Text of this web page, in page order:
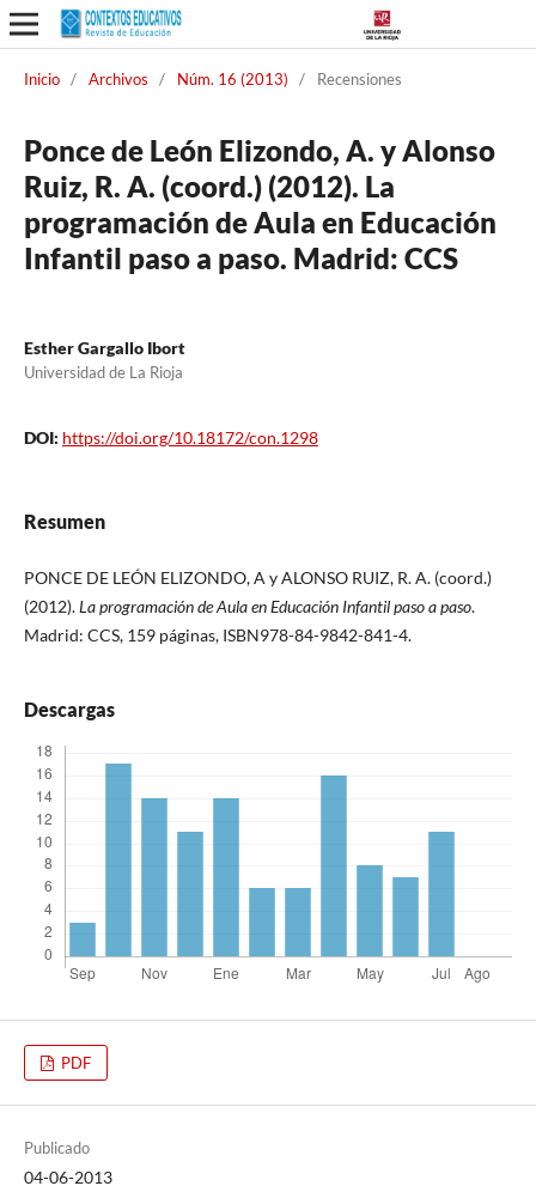
Inicio / Archivos / Núm. 16 (2013) / Recensiones
Ponce de León Elizondo, A. y Alonso
Ruiz, R. A. (coord.) (2012). La
programación de Aula en Educación
Infantil paso a paso. Madrid: CCS
Esther Gargallo Ibort
Universidad de La Rioja
DOI: https://doi.org/10.18172/con.1298
Resumen
PONCE DE LEÓN ELIZONDO, A y ALONSO RUIZ, R. A. (coord.)
(2012).La programación de Aula en Educación Infantil paso a paso.
Madrid: CCS, 159 páginas, ISBN978-84-9842-841-4.
Descargas
PDF
Publicado
04-06-2013